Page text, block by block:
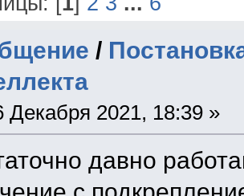
/
Декабря 2021, 18:39 »
давно